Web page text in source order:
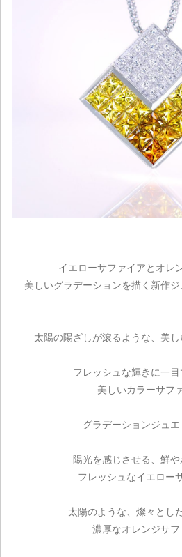
イエローサファイアとオレ
美しいグラデーションを描く新作ジ
太陽の陽ざしが滾るような、美し
フレッシュな輝きに一
美しいカラーサフ
グラデーションジュエ
陽光を感じさせる、鮮
フレッシュなイエロー
太陽のような、燦々とし
濃厚なオレンジサフ